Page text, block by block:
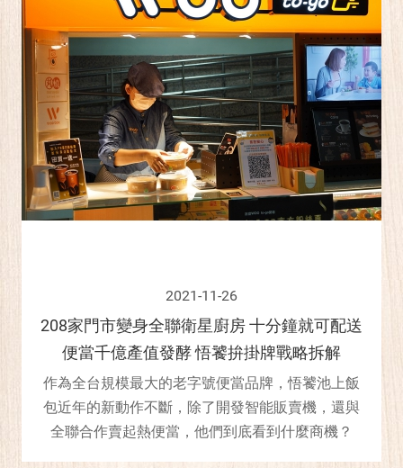
2021-11-26
208家門市變身全聯衛星廚房 十分鐘就可配送
便當千億產值發酵 悟饕拚掛牌戰略拆解
作為全台規模最大的老字號便當品牌，悟饕池上飯
包近年的新動作不斷，除了開發智能販賣機，還與
全聯合作賣起熱便當，他們到底看到什麼商機？